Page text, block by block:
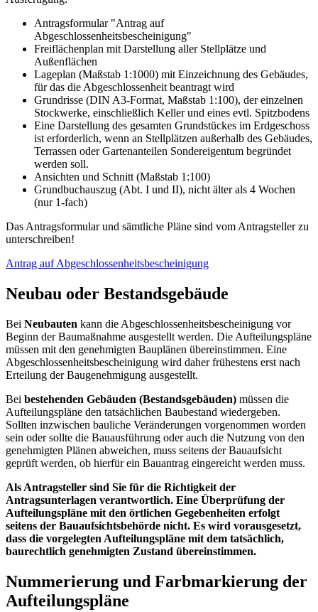
Antragsformular "Antrag auf
Abgeschlossenheitsbescheinigung"
Freiflächenplan mit Darstellung aller Stellplätze und
Außenflächen
Lageplan (Maßstab 1:1000) mit Einzeichnung des Gebäudes,
für das die Abgeschlossenheit beantragt wird
Grundrisse (DIN A3-Format, Maßstab 1:100), der einzelnen
Stockwerke, einschließlich Keller und eines evtl. Spitzbodens
Eine Darstellung des gesamten Grundstückes im Erdgeschoss
ist erforderlich, wenn an Stellplätzen außerhalb des Gebäudes,
Terrassen oder Gartenanteilen Sondereigentum begründet
werden soll.
Ansichten und Schnitt (Maßstab 1:100)
Grundbuchauszug (Abt. I und II), nicht älter als 4 Wochen
(nur 1-fach)
Das Antragsformular und sämtliche Pläne sind vom Antragsteller zu
unterschreiben!
Antrag auf Abgeschlossenheitsbescheinigung
Neubau oder Bestandsgebäude
Bei Neubauten kann die Abgeschlossenheitsbescheinigung vor
Beginn der Baumaßnahme ausgestellt werden. Die Aufteilungspläne
müssen mit den genehmigten Bauplänen übereinstimmen. Eine
Abgeschlossenheitsbescheinigung wird daher frühestens erst nach
Erteilung der Baugenehmigung ausgestellt.
Bei bestehenden Gebäuden (Bestandsgebäuden) müssen die
Aufteilungspläne den tatsächlichen Baubestand wiedergeben.
Sollten inzwischen bauliche Veränderungen vorgenommen worden
sein oder sollte die Bauausführung oder auch die Nutzung von den
genehmigten Plänen abweichen, muss seitens der Bauaufsicht
geprüft werden, ob hierfür ein Bauantrag eingereicht werden muss.
Als Antragsteller sind Sie für die Richtigkeit der
Antragsunterlagen verantwortlich. Eine Überprüfung der
Aufteilungspläne mit den örtlichen Gegebenheiten erfolgt
seitens der Bauaufsichtsbehörde nicht. Es wird vorausgesetzt,
dass die vorgelegten Aufteilungspläne mit dem tatsächlich,
baurechtlich genehmigten Zustand übereinstimmen.
Nummerierung und Farbmarkierung der
Aufteilungspläne